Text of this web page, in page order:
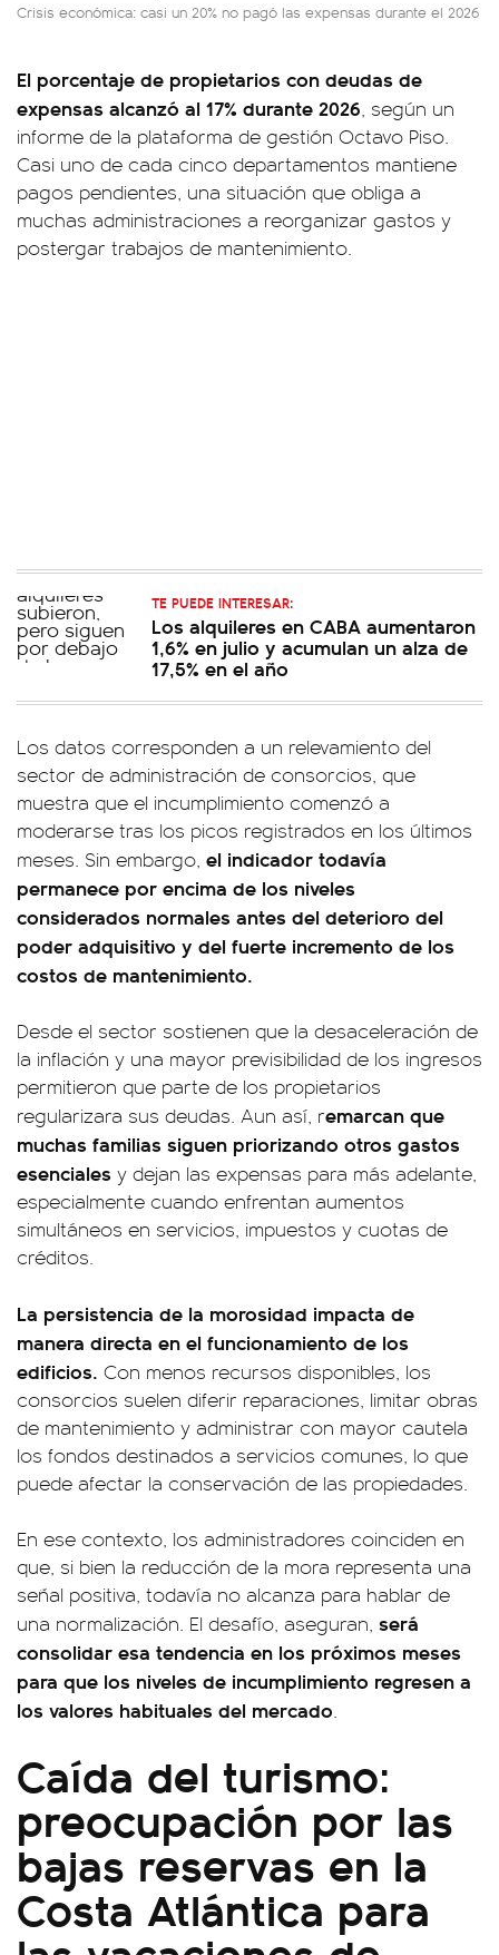
Crisis económica: casi un 20% no pagó las expensas durante el 2026
El porcentaje de propietarios con deudas de
expensas alcanzó al 17% durante 2026, según un
informe de la plataforma de gestión Octavo Piso.
Casi uno de cada cinco departamentos mantiene
pagos pendientes, una situación que obliga a
muchas administraciones a reorganizar gastos y
postergar trabajos de mantenimiento.
TE PUEDE INTERESAR:
Los alquileres en CABA aumentaron
1,6% en julio y acumulan un alza de
17,5% en el año
Los datos corresponden a un relevamiento del
sector de administración de consorcios, que
muestra que el incumplimiento comenzó a
moderarse tras los picos registrados en los últimos
meses. Sin embargo, el indicador todavía
permanece por encima de los niveles
considerados normales antes del deterioro del
poder adquisitivo y del fuerte incremento de los
costos de mantenimiento.
Desde el sector sostienen que la desaceleración de
la inflación y una mayor previsibilidad de los ingresos
permitieron que parte de los propietarios
regularizara sus deudas. Aun así, remarcan que
muchas familias siguen priorizando otros gastos
esenciales y dejan las expensas para más adelante,
especialmente cuando enfrentan aumentos
simultáneos en servicios, impuestos y cuotas de
créditos.
La persistencia de la morosidad impacta de
manera directa en el funcionamiento de los
edificios. Con menos recursos disponibles, los
consorcios suelen diferir reparaciones, limitar obras
de mantenimiento y administrar con mayor cautela
los fondos destinados a servicios comunes, lo que
puede afectar la conservación de las propiedades.
En ese contexto, los administradores coinciden en
que, si bien la reducción de la mora representa una
señal positiva, todavía no alcanza para hablar de
una normalización. El desafío, aseguran, será
consolidar esa tendencia en los próximos meses
para que los niveles de incumplimiento regresen a
los valores habituales del mercado.
Caída del turismo:
preocupación por las
bajas reservas en la
Costa Atlántica para